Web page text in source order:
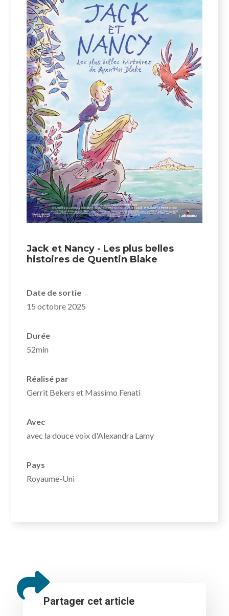
Jack et Nancy - Les plus belles
histoires de Quentin Blake
Date de sortie
15 octobre 2025
Durée
52min
Réalisé par
Gerrit Bekers et Massimo Fenati
Avec
avec la douce voix d'Alexandra Lamy
Pays
Royaume-Uni
Partager cet article